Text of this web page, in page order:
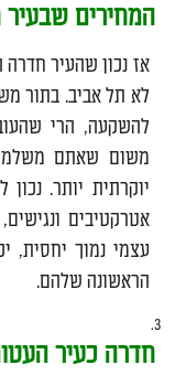
המחירים
אז נכון שהעיר
לא תל אביב. בתור
להשקעה, הרי
משום שאתם
יוקרתית יותר.
אטרקטיבים
עצמי נמוך יחסית,
הראשונה שלהם.
חדרה כעיר